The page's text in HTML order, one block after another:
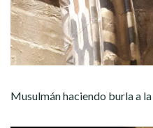
Musulmán haciendo burla a